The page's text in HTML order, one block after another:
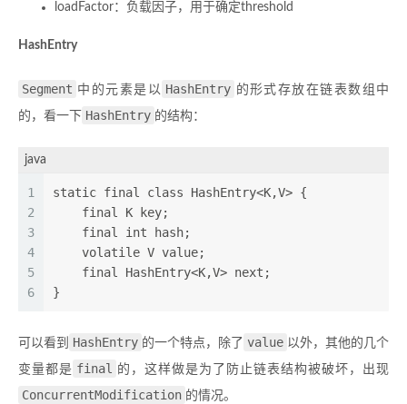
loadFactor：负载因子，用于确定threshold
HashEntry
Segment 中的元素是以 HashEntry 的形式存放在链表数组中
的，看一下 HashEntry 的结构：
java
1
2
3
4
5
6
static final class HashEntry<K,V> {
    final K key;
    final int hash;
    volatile V value;
    final HashEntry<K,V> next;
}
可以看到 HashEntry 的一个特点，除了 value 以外，其他的几个
变量都是 final 的，这样做是为了防止链表结构被破坏，出现
ConcurrentModification 的情况。